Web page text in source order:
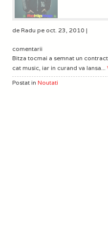
de Radu pe oct. 23, 2010 |
comentarii
Bitza tocmai a semnat un
cat music, iar in curand va lansa...
Postat in Noutati